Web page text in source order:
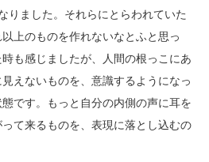
りました。それらにとらわれていた
上のものを作れないなとふと思っ
も感じましたが、人間の根っこにあ
えないものを、意識するようになっ
です。もっと自分の内側の声に耳を
て来るものを、表現に落とし込むの